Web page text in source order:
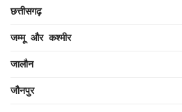
छत्तीसगढ़
जम्मू और कश्मीर
जालौन
जौनपुर